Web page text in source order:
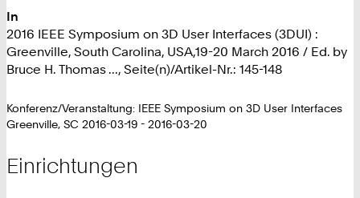
In
2016 IEEE Symposium on 3D User Interfaces (3DUI) :
Greenville, South Carolina, USA,19-20 March 2016 / Ed. by
Bruce H. Thomas ..., Seite(n)/Artikel-Nr.: 145-148
Konferenz/Veranstaltung: IEEE Symposium on 3D User Interfaces
Greenville, SC 2016-03-19 - 2016-03-20
Einrichtungen